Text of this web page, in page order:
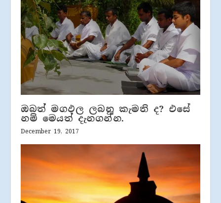
ඔබත් මගඵල ලබනු කැමති ද? එසේ
නම් මෙයත් දැනගන්න.
December 19, 2017